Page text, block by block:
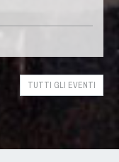
TUTTI GLI EVENTI